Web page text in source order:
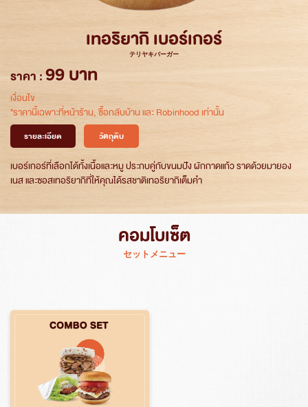
เทอริยากิ เบอร์เกอร์
テリヤキバーガー
ราคา :99 บาท
เงื่อนไข
*ราคานี้เฉพาะที่หน้าร้าน, ซื้อกลับบ้าน และ Robinhood เท่านั้น
รายละเอียด วัตถุดิบ
เบอร์เกอร์ที่เลือกได้ทั้งเนื้อและหมู ประกบคู่กับขนมปัง ผักกาดแก้ว ราดด้วยมายอง
เนส และซอสเทอริยากิที่ให้คุณได้รสชาติเทอริยากิเต็มคำ
คอมโบเซ็ต
セットメニュー